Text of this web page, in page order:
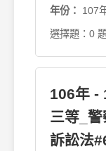
年份： 107
選擇題：0 題
106年 -
三等_
訴訟法